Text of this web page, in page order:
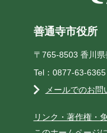
善通寺市役所
〒765-8503 香川
Tel：0877-63-
メールでのお問
リンク・著作権・